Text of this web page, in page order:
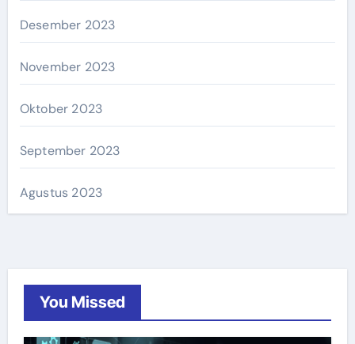
Desember 2023
November 2023
Oktober 2023
September 2023
Agustus 2023
You Missed